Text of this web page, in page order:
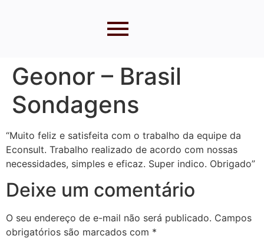
Geonor – Brasil
Sondagens
“Muito feliz e satisfeita com o trabalho da equipe da
Econsult. Trabalho realizado de acordo com nossas
necessidades, simples e eficaz. Super indico. Obrigado”
Deixe um comentário
O seu endereço de e-mail não será publicado. Campos
obrigatórios são marcados com *